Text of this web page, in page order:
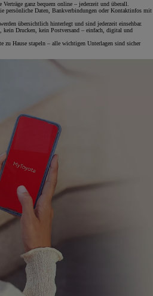
ganz bequem online – jederzeit und überall.
persönliche Daten, Bankverbindungen oder Kontaktinfos mit
übersichtlich hinterlegt und sind jederzeit einsehbar.
Drucken, kein Postversand – einfach, digital und
zu Hause stapeln – alle wichtigen Unterlagen sind sicher